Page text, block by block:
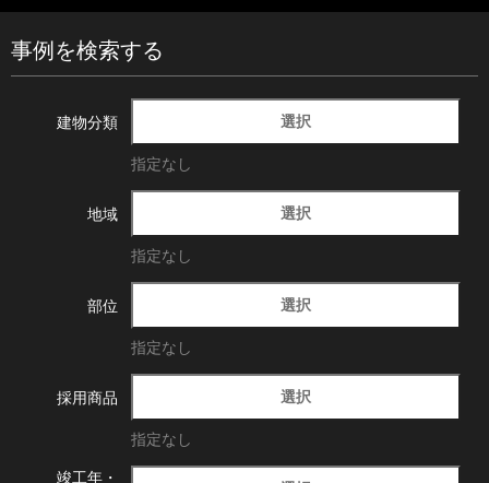
事例を検索する
建物分類 選択
指定なし
地域 選択
指定なし
部位 選択
指定なし
採用商品 選択
指定なし
竣工年・